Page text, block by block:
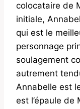
colocataire de
initiale,
qui est le
personnage
soulagement
autrement
Annabelle est
est l’épaule de